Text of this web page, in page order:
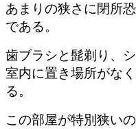
あまりの狭さに閉所
である。
歯ブラシと髭剃り、
室内に置き場所がな
る。
この部屋が特別狭い